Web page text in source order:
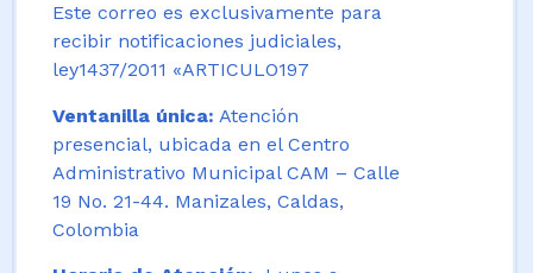
Este correo es exclusivamente para
recibir notificaciones judiciales,
ley1437/2011 «ARTICULO197
Ventanilla única: Atención
presencial, ubicada en el Centro
Administrativo Municipal CAM – Calle
19 No. 21-44. Manizales, Caldas,
Colombia